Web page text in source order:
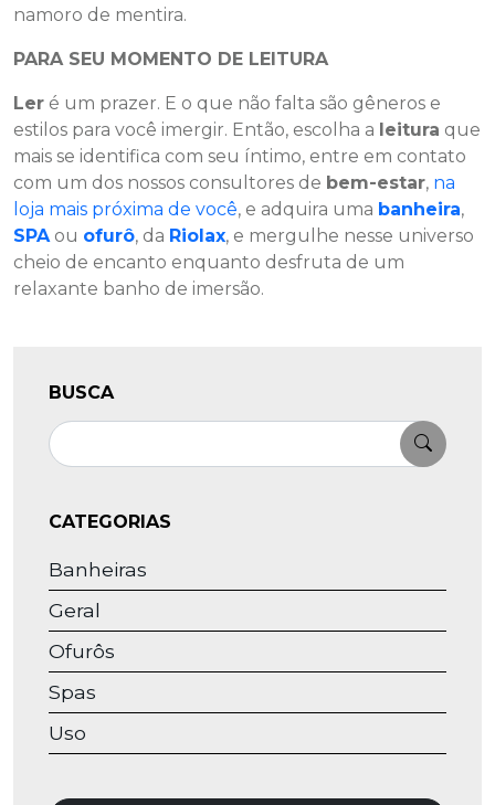
namoro de mentira.
PARA SEU MOMENTO DE LEITURA
Ler é um prazer. E o que não falta são gêneros e
estilos para você imergir. Então, escolha a leitura que
mais se identifica com seu íntimo, entre em contato
com um dos nossos consultores de bem-estar, na
loja mais próxima de você, e adquira uma banheira,
SPA ou ofurô, da Riolax, e mergulhe nesse universo
cheio de encanto enquanto desfruta de um
relaxante banho de imersão.
BUSCA
Pesquisar
CATEGORIAS
Banheiras
Geral
Ofurôs
Spas
Uso